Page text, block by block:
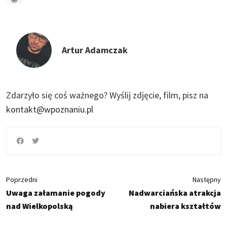
Artur Adamczak
Zdarzyło się coś ważnego?Wyślij zdjęcie, film, pisz na
kontakt@wpoznaniu.pl
Poprzedni
Uwaga załamanie pogody
nad Wielkopolską
Następny
Nadwarciańska atrakcja
nabiera kształtów